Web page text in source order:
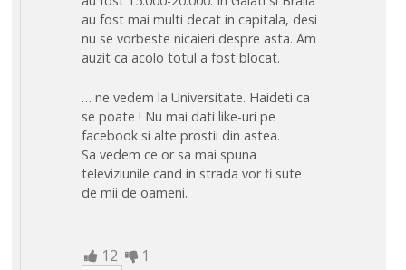
au fost mai multi decat in capitala, desi
nu se vorbeste nicaieri despre asta. Am
auzit ca acolo totul a fost blocat.
… ne vedem la Universitate. Haideti ca
se poate ! Nu mai dati like-uri pe
facebook si alte prostii din astea.
Sa vedem ce or sa mai spuna
televiziunile cand in strada vor fi sute
de mii de oameni.
12 1